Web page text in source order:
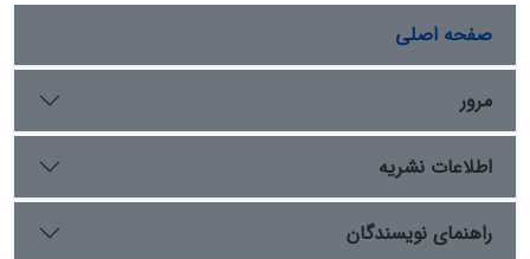
صفحه اصلی
مرور
اطلاعات نشریه
راهنمای نویسندگان